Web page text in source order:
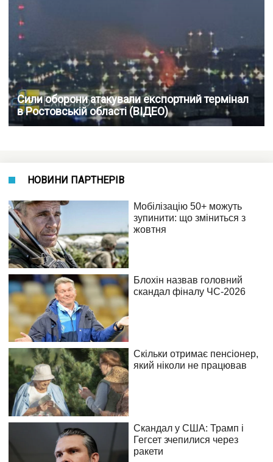
Сили оборони атакували експортний термінал
в Ростовській області (ВІДЕО)
НОВИНИ ПАРТНЕРІВ